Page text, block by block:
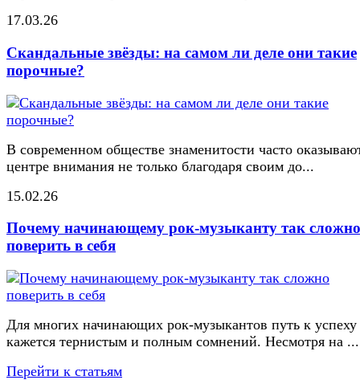
17.03.26
Скандальные звёзды: на самом ли деле они такие
порочные?
В современном обществе знаменитости часто
центре внимания не только благодаря своим до...
15.02.26
Почему начинающему рок-музыканту так сложно
поверить в себя
Для многих начинающих рок-музыкантов путь к успеху
кажется тернистым и полным сомнений. Несмотря на ...
Перейти к статьям